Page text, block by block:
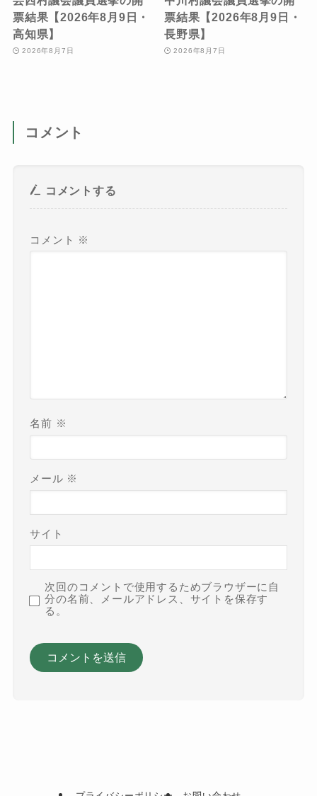
票結果【2026年8月9日・
高知県】
2026年8月7日
票結果【2026年8月9日・
長野県】
2026年8月7日
コメント
コメントする
コメント ※
名前 ※
メール ※
サイト
次回のコメントで使用するためブラウザーに自
分の名前、メールアドレス、サイトを保存す
る。